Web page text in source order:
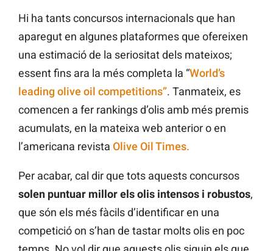
Hi ha tants concursos internacionals que han
aparegut en algunes plataformes que ofereixen
una estimació de la seriositat dels mateixos;
essent fins ara la més completa la “World’s
leading olive oil competitions”. Tanmateix, es
comencen a fer rankings d’olis amb més premis
acumulats, en la mateixa web anterior o en
l’americana revista Olive Oil Times.
Per acabar, cal dir que tots aquests concursos
solen puntuar millor els olis intensos i robustos,
que són els més fàcils d’identificar en una
competició on s’han de tastar molts olis en poc